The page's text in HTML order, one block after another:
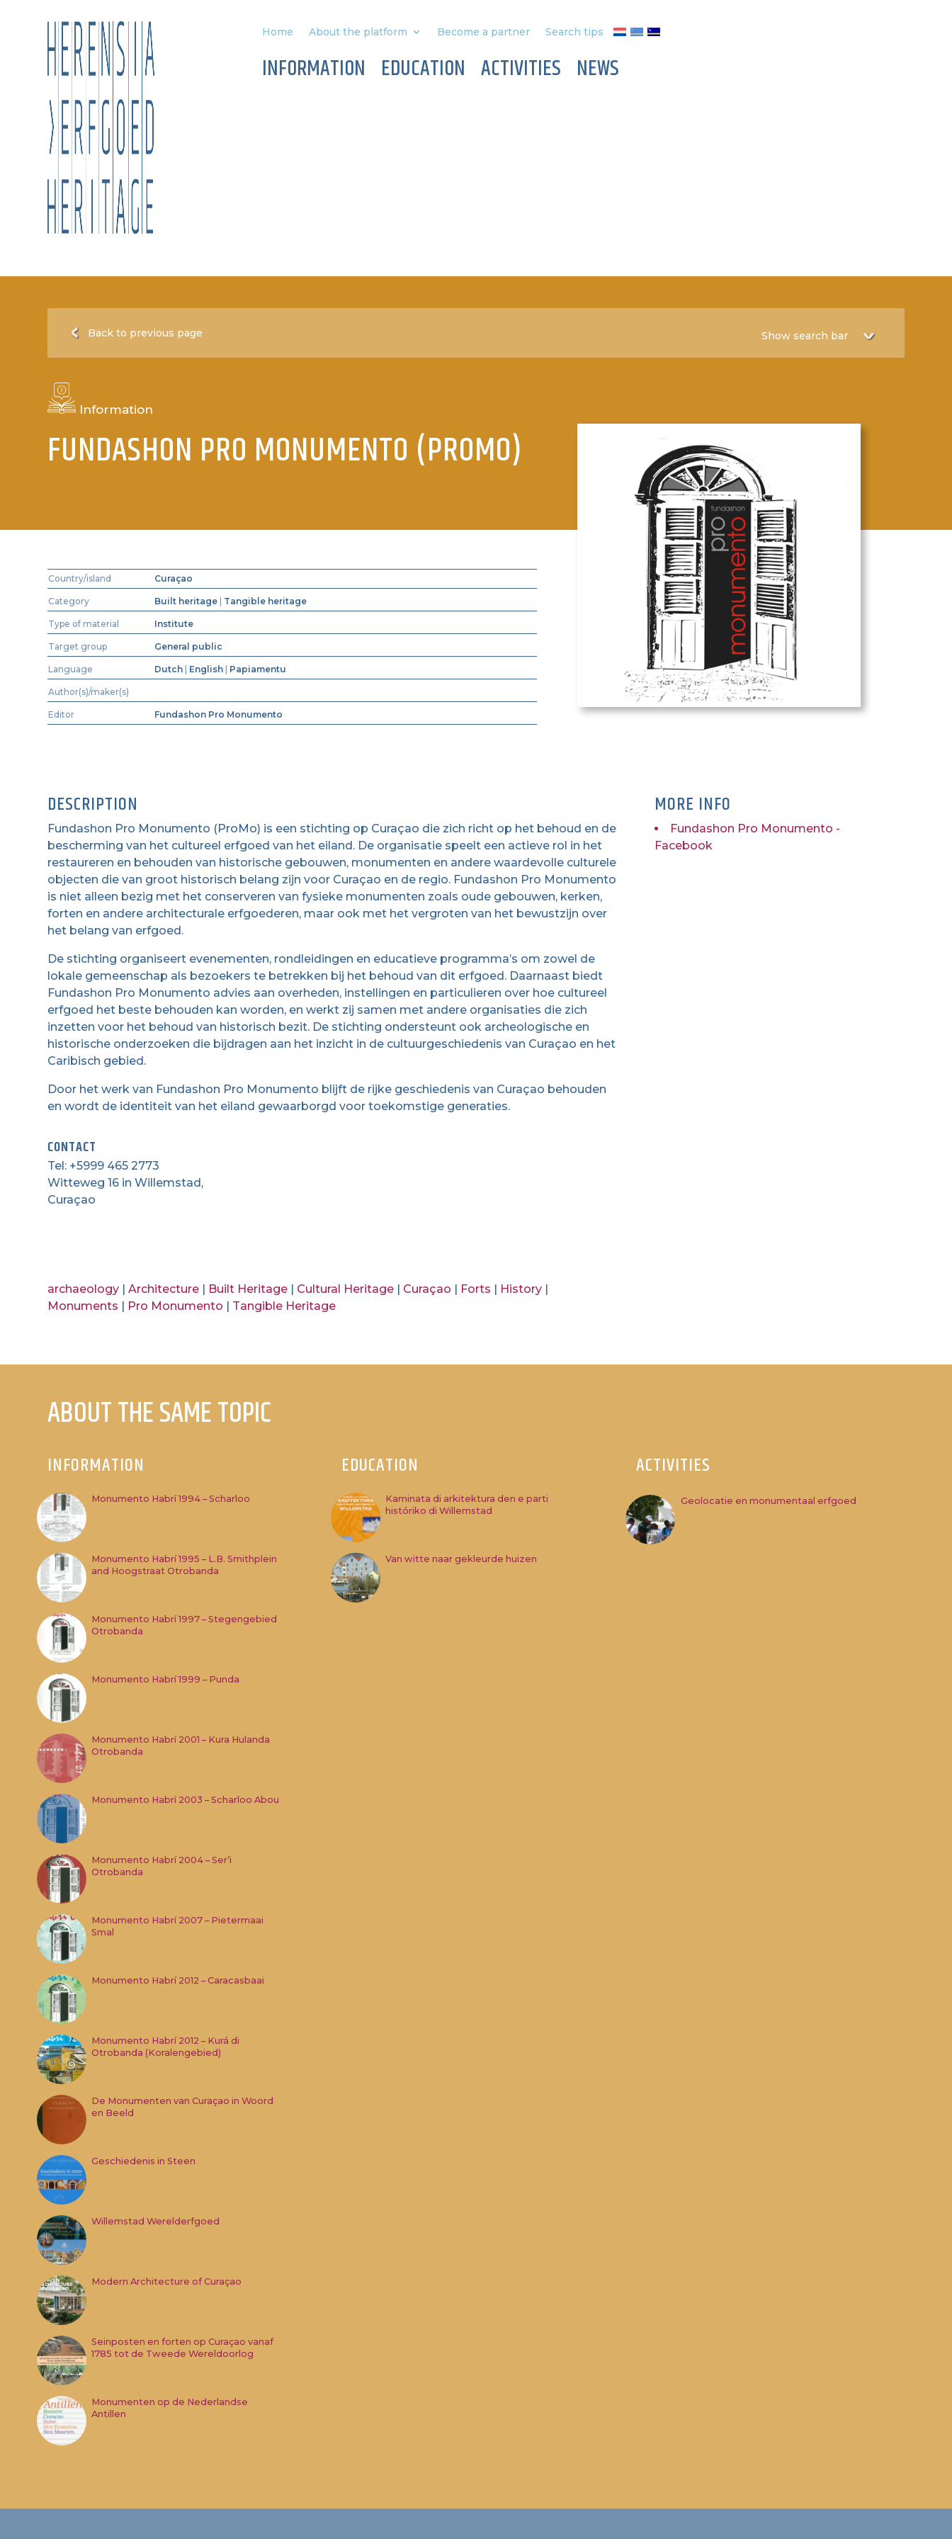
Home About the platform Become a partner Search tips
INFORMATION EDUCATION ACTIVITIES NEWS
Back to previous page
Information
FUNDASHON PRO MONUMENTO (PROMO)
Country/island Curaçao
Category Built heritage Tangible heritage
Type of material Institute
Target group General public
Language Dutch English Papiamentu
Author(s)/maker(s)
Editor Fundashon Pro Monumento
DESCRIPTION
Fundashon Pro Monumento (ProMo) is een stichting op Curaçao die zich richt op het behoud en de
bescherming van het cultureel erfgoed van het eiland. De organisatie speelt een actieve rol in het
restaureren en behouden van historische gebouwen, monumenten en andere waardevolle culturele
objecten die van groot historisch belang zijn voor Curaçao en de regio. Fundashon Pro Monumento
is niet alleen bezig met het conserveren van fysieke monumenten zoals oude gebouwen, kerken,
forten en andere architecturale erfgoederen, maar ook met het vergroten van het bewustzijn over
het belang van erfgoed.
De stichting organiseert evenementen, rondleidingen en educatieve programma’s om zowel de
lokale gemeenschap als bezoekers te betrekken bij het behoud van dit erfgoed. Daarnaast biedt
Fundashon Pro Monumento advies aan overheden, instellingen en particulieren over hoe cultureel
erfgoed het beste behouden kan worden, en werkt zij samen met andere organisaties die zich
inzetten voor het behoud van historisch bezit. De stichting ondersteunt ook archeologische en
historische onderzoeken die bijdragen aan het inzicht in de cultuurgeschiedenis van Curaçao en het
Caribisch gebied.
Door het werk van Fundashon Pro Monumento blijft de rijke geschiedenis van Curaçao behouden
en wordt de identiteit van het eiland gewaarborgd voor toekomstige generaties.
CONTACT
Tel: +5999 465 2773
Witteweg 16 in Willemstad,
Curaçao
archaeology |Architecture Built Heritage Cultural Heritage Curaçao Forts History
Monuments
Pro Monumento Tangible Heritage
MORE INFO
Fundashon Pro Monumento -
Facebook
ABOUT THE SAME TOPIC
INFORMATION
Monumento Habrí 1994 – Scharloo
Monumento Habrí 1995 – L.B. Smithplein
and Hoogstraat Otrobanda
Monumento Habrí 1997 – Stegengebied
Otrobanda
Monumento Habrí 1999 – Punda
Monumento Habrí 2001 – Kura Hulanda
Otrobanda
Monumento Habrí 2003 – Scharloo Abou
Monumento Habrí 2004 – Ser’i
Otrobanda
Monumento Habrí 2007 – Pietermaai
Smal
Monumento Habrí 2012 – Caracasbaai
Monumento Habrí 2012 – Kurá di
Otrobanda (Koralengebied)
De Monumenten van Curaçao in Woord
en Beeld
Geschiedenis in Steen
Willemstad Werelderfgoed
Modern Architecture of Curaçao
Seinposten en forten op Curaçao vanaf
1785 tot de Tweede Wereldoorlog
Monumenten op de Nederlandse
Antillen
EDUCATION
Kaminata di arkitektura den e parti
históriko di Willemstad
Van witte naar gekleurde huizen
ACTIVITIES
Geolocatie en monumentaal erfgoed